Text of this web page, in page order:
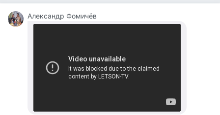
Александр Фомичёв